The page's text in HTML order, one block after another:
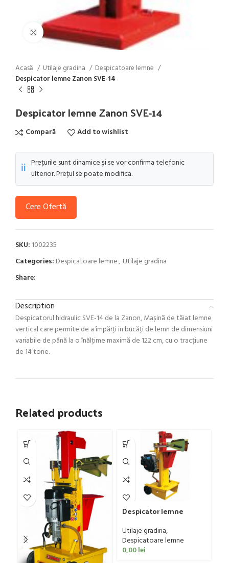
Click to enlarge
Acasă Utilaje gradina
Despicatoare lemne
Despicator lemne Zanon SVE-14
Despicator lemne Zanon SVE-14
Compară Add to wishlist
ℹ️ Prețurile sunt dinamice și se vor confirma telefonic
ulterior. Prețul se poate modifica.
Cere Ofertă
SKU: 1002235
Categories: Despicatoare lemne, Utilaje gradina
Share:
Description
Despicatorul hidraulic SVE-14 de la Zanon, Mașină de tăiat lemne
vertical care permite de a împărți in bucăți de lemn de dimensiuni
variabile de până la o înălțime maximă de 122 cm, cu o tracțiune
de 14 tone.
Related products
Despicator lemne
Utilaje gradina,
Despicatoare lemne
0,00lei